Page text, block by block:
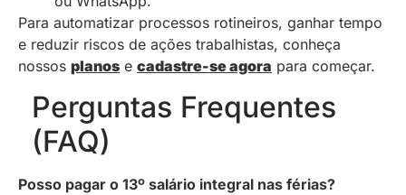
Para automatizar processos rotineiros, ganhar tempo
e reduzir riscos de ações trabalhistas, conheça
nossos planos e cadastre-se agora para começar.
Perguntas Frequentes
(FAQ)
Posso pagar o 13º salário integral nas férias?